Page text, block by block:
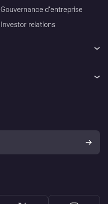
Gouvernance d’entreprise
Investor relations